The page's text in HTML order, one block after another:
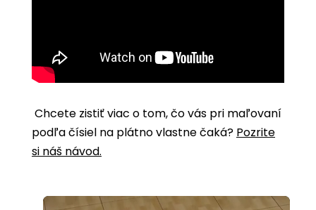
Chcete zistiť viac o tom, čo vás pri maľovaní
podľa čísiel na plátno vlastne čaká? Pozrite
si náš návod.